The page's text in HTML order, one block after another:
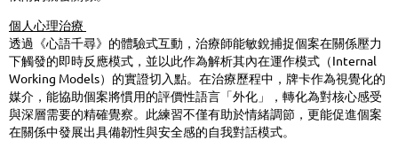
個人心理治療
透過《心語千尋》的體驗式互動，治療師能敏銳捕捉個案在關係壓力
下觸發的即時反應模式，並以此作為解析其內在運作模式（Internal
Working Models）的實證切入點。在治療歷程中，牌卡作為視覺化的
媒介，能協助個案將慣用的評價性語言「外化」，轉化為對核心感受
與深層需要的精確覺察。此練習不僅有助於情緒調節，更能促進個案
在關係中發展出具備韌性與安全感的自我對話模式。